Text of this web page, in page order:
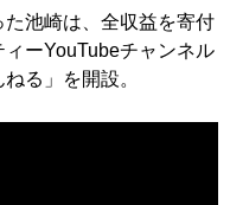
池崎は、全収益を寄付
ーYouTubeチャンネル
る」を開設。